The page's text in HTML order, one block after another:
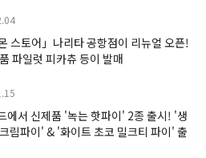
스토어」나리타 공항점이 리뉴얼 오픈!
파일럿 피카츄 등이 발매
에서 신제품 '녹는 핫파이' 2종 출시! '생
림파이' & '화이트 초코 밀크티 파이' 출